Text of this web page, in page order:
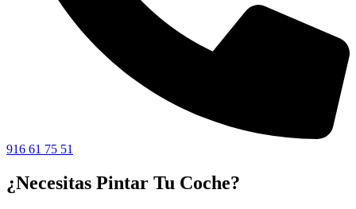
916 61 75 51
¿Necesitas Pintar Tu Coche?